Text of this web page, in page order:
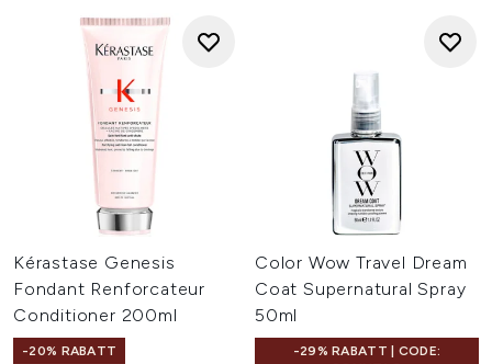
Kérastase Genesis
Fondant Renforcateur
Conditioner 200ml
-20% RABATT
Color Wow Travel Dream
Coat Supernatural Spray
50ml
-29% RABATT | CODE: